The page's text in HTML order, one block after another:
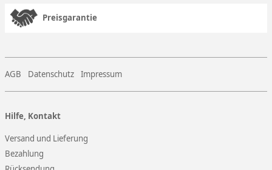
Preisgarantie
AGB Datenschutz Impressum
Hilfe, Kontakt
Versand und Lieferung
Bezahlung